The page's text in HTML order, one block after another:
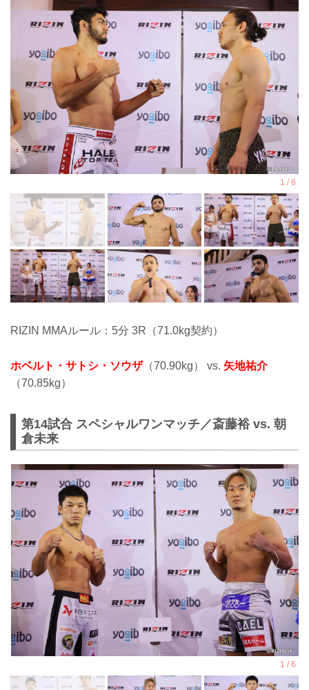
RIZIN MMAルール：5分 3R（71.0kg契約）
ホベルト・サトシ・ソウザ（70.90kg） vs. 矢地祐介
（70.85kg）
第14試合 スペシャルワンマッチ／斎藤裕 vs. 朝
倉未来